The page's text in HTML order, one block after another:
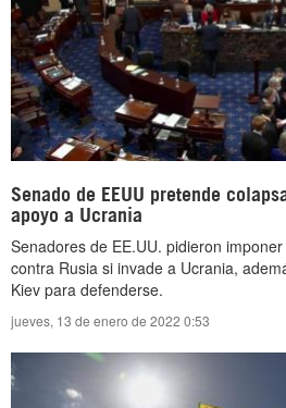
Senado de EEUU pretende
apoyo a Ucrania
Senadores de EE.UU. pidieron
contra Rusia si invade a Ucrania,
Kiev para defenderse.
jueves, 13 de enero de 2022 0:53